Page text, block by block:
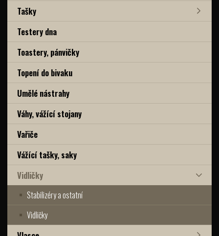
Tašky
Testery dna
Toastery, pánvičky
Topení do bivaku
Umělé nástrahy
Váhy, vážící stojany
Vařiče
Vážící tašky, saky
Vidličky
Stabilizéry a ostatní
Vidličky